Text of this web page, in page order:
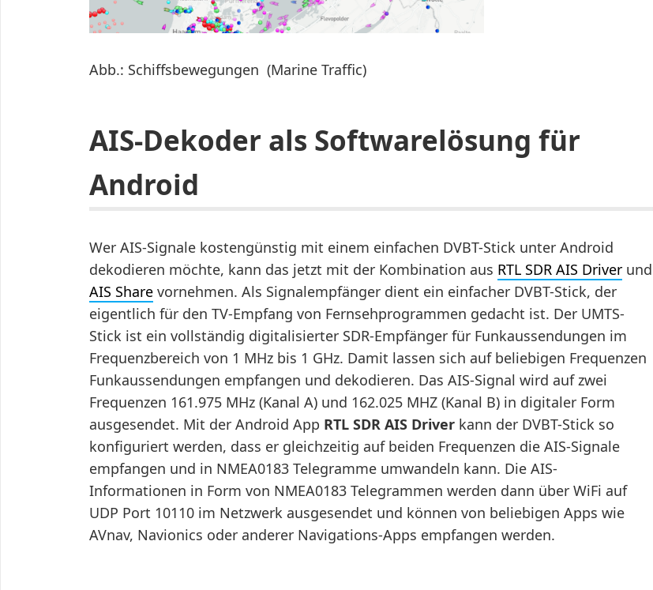
Abb.: Schiffsbewegungen (Marine Traffic)
AIS-Dekoder als Softwarelösung für
Android
Wer AIS-Signale kostengünstig mit einem einfachen DVBT-Stick unter Android
dekodieren möchte, kann das jetzt mit der Kombination aus RTL SDR AIS Driver und
AIS Share vornehmen. Als Signalempfänger dient ein einfacher DVBT-Stick, der
eigentlich für den TV-Empfang von Fernsehprogrammen gedacht ist. Der UMTS-
Stick ist ein vollständig digitalisierter SDR-Empfänger für Funkaussendungen im
Frequenzbereich von 1 MHz bis 1 GHz. Damit lassen sich auf beliebigen Frequenzen
Funkaussendungen empfangen und dekodieren. Das AIS-Signal wird auf zwei
Frequenzen 161.975 MHz (Kanal A) und 162.025 MHZ (Kanal B) in digitaler Form
ausgesendet. Mit der Android App RTL SDR AIS Driver kann der DVBT-Stick so
konfiguriert werden, dass er gleichzeitig auf beiden Frequenzen die AIS-Signale
empfangen und in NMEA0183 Telegramme umwandeln kann. Die AIS-
Informationen in Form von NMEA0183 Telegrammen werden dann über WiFi auf
UDP Port 10110 im Netzwerk ausgesendet und können von beliebigen Apps wie
AVnav, Navionics oder anderer Navigations-Apps empfangen werden.